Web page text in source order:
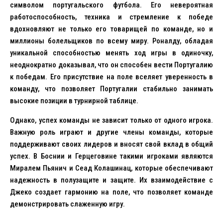
символом португальского футбола. Его невероятная
работоспособность, техника и стремление к победе
вдохновляют не только его товарищей по команде, но и
миллионы болельщиков по всему миру. Роналду, обладая
уникальной способностью менять ход игры в одиночку,
неоднократно доказывал, что он способен вести Португалию
к победам. Его присутствие на поле вселяет уверенность в
команду, что позволяет Португалии стабильно занимать
высокие позиции в турнирной таблице.
Однако, успех команды не зависит только от одного игрока.
Важную роль играют и другие члены команды, которые
поддерживают своих лидеров и вносят свой вклад в общий
успех. В Боснии и Герцеговине такими игроками являются
Миралем Пьянич и Сеад Колашинац, которые обеспечивают
надежность в полузащите и защите. Их взаимодействие с
Джеко создает гармонию на поле, что позволяет команде
демонстрировать слаженную игру.